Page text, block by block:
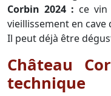
Corbin 2024 : ce
vieillissement en
Il peut déjà être
Château
technique